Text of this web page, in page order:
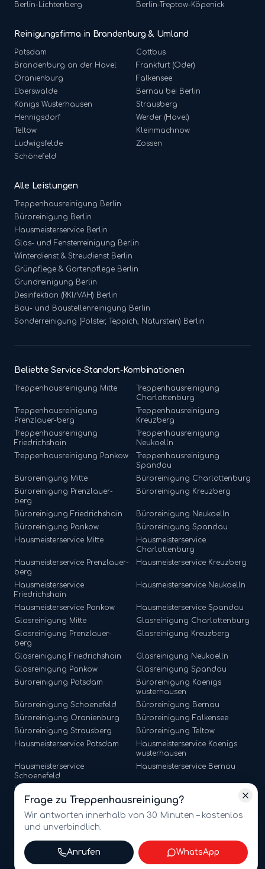
Berlin- Lichtenberg Berlin- Treptow-Köpenick
Reinigungsfirma in Brandenburg & Umland
Potsdam
Cottbus
Brandenburg an der Havel
Frankfurt (Oder)
Oranienburg
Falkensee
Eberswalde
Bernau bei Berlin
Königs Wusterhausen
Strausberg
Hennigsdorf
Werder (Havel)
Teltow
Kleinmachnow
Ludwigsfelde
Zossen
Schönefeld
Alle Leistungen
Treppenhausreinigung Berlin
Büroreinigung Berlin
Hausmeisterservice Berlin
Glas- und Fensterreinigung Berlin
Winterdienst & Streudienst Berlin
Grünpflege & Gartenpflege Berlin
Grundreinigung Berlin
Desinfektion (RKI/VAH) Berlin
Bau- und Baustellenreinigung Berlin
Sonderreinigung (Polster, Teppich, Naturstein) Berlin
Beliebte Service-Standort-Kombinationen
Treppenhausreinigung Mitte
Treppenhausreinigung
Charlottenburg
Treppenhausreinigung
Prenzlauer-berg
Treppenhausreinigung
Kreuzberg
Treppenhausreinigung
Friedrichshain
Treppenhausreinigung
Neukoelln
Treppenhausreinigung Pankow
Treppenhausreinigung
Spandau
Büroreinigung Mitte Büroreinigung Charlottenburg
Büroreinigung Prenzlauer-
berg
Büroreinigung Kreuzberg
Büroreinigung Friedrichshain Büroreinigung Neukoelln
Büroreinigung Pankow Büroreinigung Spandau
Hausmeisterservice Mitte
Hausmeisterservice
Charlottenburg
Hausmeisterservice Prenzlauer-
berg
Hausmeisterservice Kreuzberg
Hausmeisterservice
Friedrichshain
Hausmeisterservice Neukoelln
Hausmeisterservice Pankow Hausmeisterservice Spandau
Glasreinigung Mitte Glasreinigung Charlottenburg
Glasreinigung Prenzlauer-
berg
Glasreinigung Kreuzberg
Glasreinigung Friedrichshain Glasreinigung Neukoelln
Glasreinigung Pankow Glasreinigung Spandau
Büroreinigung Potsdam Büroreinigung Koenigs
wusterhausen
Büroreinigung Schoenefeld Büroreinigung Bernau
Büroreinigung Oranienburg Büroreinigung Falkensee
Büroreinigung Strausberg Büroreinigung
Teltow
Hausmeisterservice Potsdam Hausmeisterservice Koenigs
wusterhausen
Hausmeisterservice
Schoenefeld
Hausmeisterservice Bernau
Hausmeisterservice
Oranienburg
Hausmeisterservice Strausberg Hausmeisterservice Teltow
2026
amt multiservices GmbH · Märkische Straße 65, 15806
Zossen · USt-ID: DE341721368
Frage zu Treppenhausreinigung?
Wir antworten innerhalb von 30 Minuten – kostenlos
und unverbindlich.
Anrufen WhatsApp